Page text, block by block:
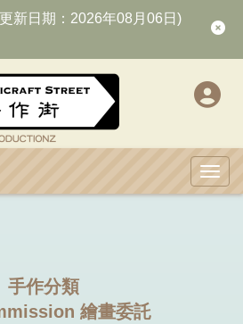
新日期：2026年08月06日)
手作分類
繪畫委託